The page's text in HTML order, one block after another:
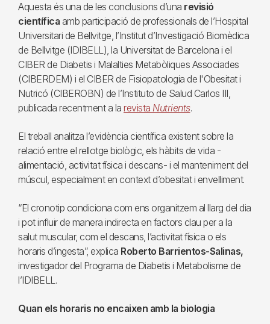
Aquesta és una de les conclusions d’una revisió
científica amb participació de professionals de l’Hospital
Universitari de Bellvitge, l’Institut d’Investigació Biomèdica
de Bellvitge (IDIBELL), la Universitat de Barcelona i el
CIBER de Diabetis i Malalties Metabòliques Associades
(CIBERDEM) i el CIBER de Fisiopatologia de l'Obesitat i
Nutricó (CIBEROBN) de l’Instituto de Salud Carlos III,
publicada recentment a la revista Nutrients.
El treball analitza l’evidència científica existent sobre la
relació entre el rellotge biològic, els hàbits de vida -
alimentació, activitat física i descans- i el manteniment del
múscul, especialment en context d’obesitat i envelliment.
“El cronotip condiciona com ens organitzem al llarg del dia
i pot influir de manera indirecta en factors clau per a la
salut muscular, com el descans, l’activitat física o els
horaris d’ingesta”, explica Roberto Barrientos-Salinas,
investigador del Programa de Diabetis i Metabolisme de
l’IDIBELL.
Quan els horaris no encaixen amb la biologia